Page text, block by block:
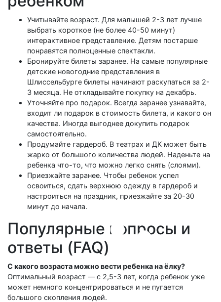
Учитывайте возраст. Для малышей 2-3 лет лучше
выбрать короткое (не более 40-50 минут)
интерактивное представление. Детям постарше
понравятся полноценные спектакли.
Бронируйте билеты заранее. На самые популярные
детские новогодние представления в
Шлиссельбурге билеты начинают раскупаться за 2-
3 месяца. Не откладывайте покупку на декабрь.
Уточняйте про подарок. Всегда заранее узнавайте,
входит ли подарок в стоимость билета, и какого он
качества. Иногда выгоднее докупить подарок
самостоятельно.
Продумайте гардероб. В театрах и ДК может быть
жарко от большого количества людей. Наденьте на
ребенка что-то, что можно легко снять (слоями).
Приезжайте заранее. Чтобы ребенок успел
освоиться, сдать верхнюю одежду в гардероб и
настроиться на праздник, приезжайте за 20-30
минут до начала.
Популярные вопросы и
ответы (FAQ)
С какого возраста можно вести ребенка на ёлку?
Оптимальный возраст — с 2,5-3 лет, когда ребенок уже
может немного концентрироваться и не пугается
большого скопления людей.